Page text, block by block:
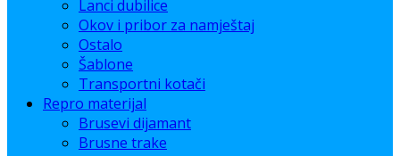
Lanci dubilice
Okov i pribor za namještaj
Ostalo
Šablone
Transportni kotači
Repro materijal
Brusevi dijamant
Brusne trake